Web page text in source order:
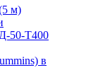
м)
50-Т400
в